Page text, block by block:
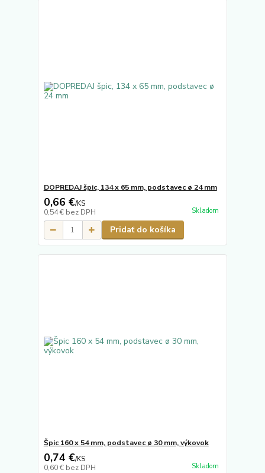
DOPREDAJ špic, 134 x 65 mm, podstavec ø 24 mm
0,66 €/KS
0,54 € bez DPH Skladom
Pridať do košíka
Špic 160 x 54 mm, podstavec ø 30 mm, výkovok
0,74 €/KS
0,60 € bez DPH Skladom